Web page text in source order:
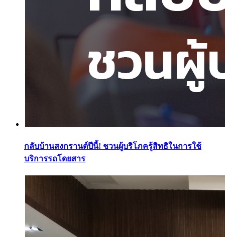
กลับบ้านสงกรานต์ปีนี้! ชวนผู้บริโภครู้สิทธิในการใช้
บริการรถโดยสาร